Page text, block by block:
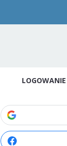
LOGOWANIE